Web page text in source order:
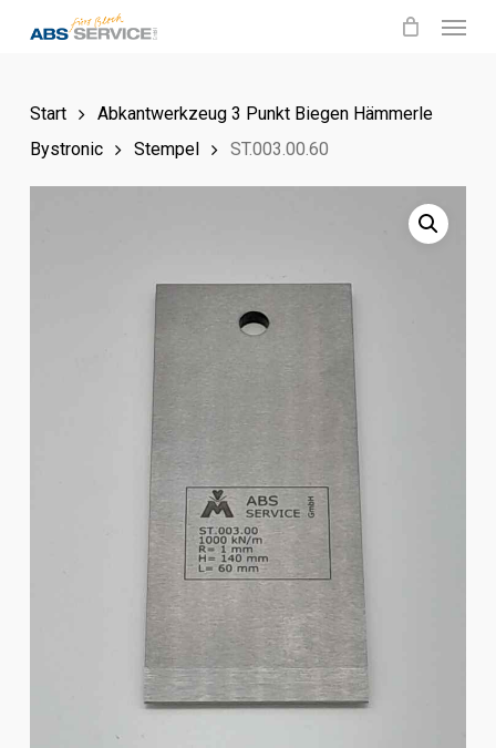
content
Start
Abkantwerkzeug 3 Punkt Biegen Hämmerle
Bystronic
Stempel ST.003.00.60